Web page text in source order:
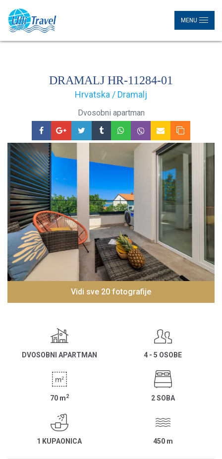
MENU
DRAMALJ HR-11284-01
Hrvatska / Dramalj
Dvosobni apartman
Vidi sve 20 fotografije
DVOSOBNI APARTMAN 4 - 5 OSOBE
70 m2 2 SOBA
1 KUPAONICA 450 m